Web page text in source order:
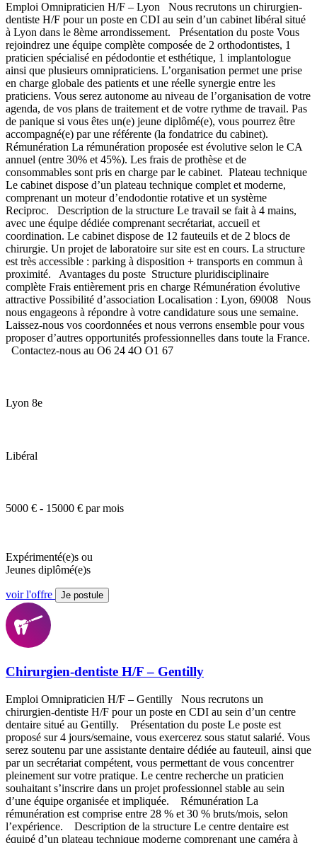
Emploi Omnipraticien H/F – Lyon Nous recrutons un chirurgien-
dentiste H/F pour un poste en CDI au sein d’un cabinet libéral situé
à Lyon dans le 8ème arrondissement. Présentation du poste Vous
rejoindrez une équipe complète composée de 2 orthodontistes, 1
praticien spécialisé en pédodontie et esthétique, 1 implantologue
ainsi que plusieurs omnipraticiens. L’organisation permet une prise
en charge globale des patients et une réelle synergie entre les
praticiens. Vous serez autonome au niveau de l’organisation de votre
agenda, de vos plans de traitement et de votre rythme de travail. Pas
de panique si vous êtes un(e) jeune diplômé(e), vous pourrez être
accompagné(e) par une référente (la fondatrice du cabinet).
Rémunération La rémunération proposée est évolutive selon le CA
annuel (entre 30% et 45%). Les frais de prothèse et de
consommables sont pris en charge par le cabinet. Plateau technique
Le cabinet dispose d’un plateau technique complet et moderne,
comprenant un moteur d’endodontie rotative et un système
Reciproc. Description de la structure Le travail se fait à 4 mains,
avec une équipe dédiée comprenant secrétariat, accueil et
coordination. Le cabinet dispose de 12 fauteuils et de 2 blocs de
chirurgie. Un projet de laboratoire sur site est en cours. La structure
est très accessible : parking à disposition + transports en commun à
proximité. Avantages du poste Structure pluridisciplinaire
complète Frais entièrement pris en charge Rémunération évolutive
attractive Possibilité d’association Localisation : Lyon, 69008 Nous
nous engageons à répondre à votre candidature sous une semaine.
Laissez-nous vos coordonnées et nous verrons ensemble pour vous
proposer d’autres opportunités professionnelles dans toute la France.
Contactez-nous au O6 24 4O O1 67
Lyon 8e
Libéral
5000 € - 15000 € par mois
Expérimenté(e)s ou
Jeunes diplômé(e)s
voir l'offre Je postule
Chirurgien-dentiste H/F – Gentilly
Emploi Omnipraticien H/F – Gentilly Nous recrutons un
chirurgien-dentiste H/F pour un poste en CDI au sein d’un centre
dentaire situé au Gentilly. Présentation du poste Le poste est
proposé sur 4 jours/semaine, vous exercerez sous statut salarié. Vous
serez soutenu par une assistante dentaire dédiée au fauteuil, ainsi que
par un secrétariat compétent, vous permettant de vous concentrer
pleinement sur votre pratique. Le centre recherche un praticien
souhaitant s’inscrire dans un projet professionnel stable au sein
d’une équipe organisée et impliquée. Rémunération La
rémunération est comprise entre 28 % et 30 % bruts/mois, selon
l’expérience. Description de la structure Le centre dentaire est
équipé d’un plateau technique moderne comprenant une caméra à